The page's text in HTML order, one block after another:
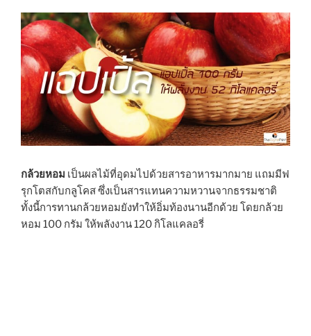
กล้วยหอม เป็นผลไม้ที่อุดมไปด้วยสารอาหารมากมาย แถมมีฟ
รุกโตสกับกลูโคส ซึ่งเป็นสารแทนความหวานจากธรรมชาติ
ทั้งนี้การทานกล้วยหอมยังทำให้อิ่มท้องนานอีกด้วย โดยกล้วย
หอม 100 กรัม ให้พลังงาน 120 กิโลแคลอรี่